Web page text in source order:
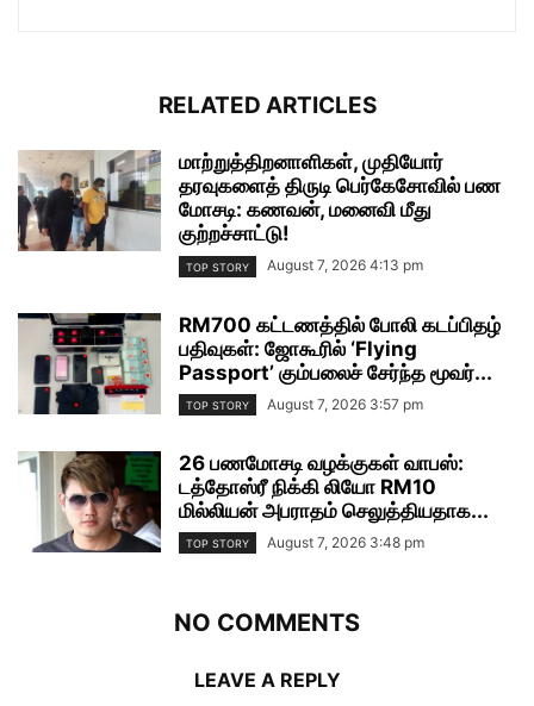
RELATED ARTICLES
மாற்றுத்திறனாளிகள், முதியோர்
தரவுகளைத் திருடி பெர்கேசோவில் பண
மோசடி: கணவன், மனைவி மீது
குற்றச்சாட்டு!
TOP STORY August 7, 2026 4:13 pm
RM700 கட்டணத்தில் போலி கடப்பிதழ்
பதிவுகள்: ஜோகூரில் ‘Flying
Passport’ கும்பலைச் சேர்ந்த மூவர்...
TOP STORY August 7, 2026 3:57 pm
26 பணமோசடி வழக்குகள் வாபஸ்:
டத்தோஸ்ரீ நிக்கி லியோ RM10
மில்லியன் அபராதம் செலுத்தியதாக...
TOP STORY August 7, 2026 3:48 pm
NO COMMENTS
LEAVE A REPLY